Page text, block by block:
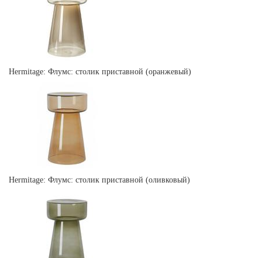
Hermitage: Флумс: столик приставной (оранжевый)
Hermitage: Флумс: столик приставной (оливковый)